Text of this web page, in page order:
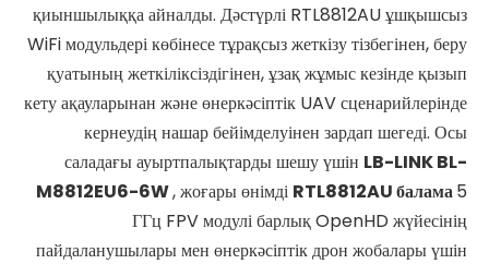
қиыншылыққа айналды. Дәстүрлі RTL8812AU ұшқышсыз
WiFi модульдері көбінесе тұрақсыз жеткізу тізбегінен, беру
қуатының жеткіліксіздігінен, ұзақ жұмыс кезінде қызып
кету ақауларынан және өнеркәсіптік UAV сценарийлерінде
кернеудің нашар бейімделуінен зардап шегеді. Осы
саладағы ауыртпалықтарды шешу үшін LB-LINK BL-
M8812EU6-6W, жоғары өнімді RTL8812AU балама5
ГГц FPV модулі барлық OpenHD жүйесінің
пайдаланушылары мен өнеркәсіптік дрон жобалары үшін